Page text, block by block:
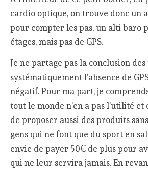
cardio optique, on trouve donc un
pour compter les pas, un alti baro
étages, mais pas de GPS.
Je ne partage pas la conclusion
systématiquement l’absence de
négatif. Pour ma part, je
tout le monde n’en a pas l’utilité et
de proposer aussi des produits
gens qui ne font que du sport en
envie de payer 50€ de plus pour
qui ne leur servira jamais. En